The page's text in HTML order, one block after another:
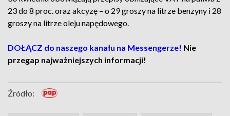
23 do 8 proc. oraz akcyzę – o 29 groszy na litrze benzyny i 28
groszy na litrze oleju napędowego.
DOŁĄCZ do naszego kanału na Messengerze! Nie
przegap najważniejszych informacji!
Źródło: